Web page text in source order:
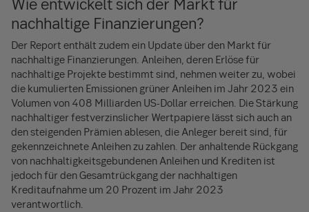
nachhaltige Finanzierungen?
Der Report enthält zudem ein Update über den Markt für
nachhaltige Finanzierungen. Anleihen, deren Erlöse für
nachhaltige Projekte bestimmt sind, nehmen weiter zu, wobei
die kumulierten Emissionen grüner Anleihen im Jahr 2023 ein
Volumen von 408 Milliarden US-Dollar erreichen. Die Stärkung
nachhaltiger festverzinslicher Wertpapiere lässt sich auch an
den steigenden Prämien ablesen, die Anleger bereit sind, für
gekennzeichnete Anleihen zu zahlen. Der anhaltende Rückgang
von nachhaltigkeitsgebundenen Anleihen und Krediten ist
jedoch für den Gesamtrückgang der nachhaltigen
Kreditaufnahme um 20 Prozent im Jahr 2023
verantwortlich.